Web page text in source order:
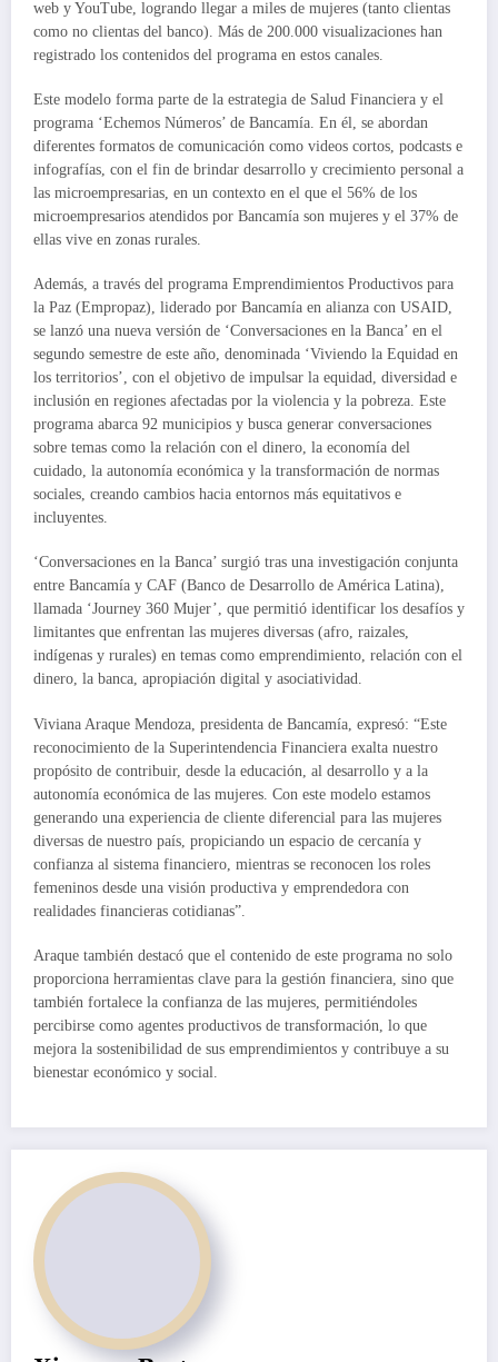
web y YouTube, logrando llegar a miles de mujeres (tanto clientas
como no clientas del banco). Más de 200.000 visualizaciones han
registrado los contenidos del programa en estos canales.
Este modelo forma parte de la estrategia de Salud Financiera y el
programa ‘Echemos Números’ de Bancamía. En él, se abordan
diferentes formatos de comunicación como videos cortos, podcasts e
infografías, con el fin de brindar desarrollo y crecimiento personal a
las microempresarias, en un contexto en el que el 56% de los
microempresarios atendidos por Bancamía son mujeres y el 37% de
ellas vive en zonas rurales.
Además, a través del programa Emprendimientos Productivos para
la Paz (Empropaz), liderado por Bancamía en alianza con USAID,
se lanzó una nueva versión de ‘Conversaciones en la Banca’ en el
segundo semestre de este año, denominada ‘Viviendo la Equidad en
los territorios’, con el objetivo de impulsar la equidad, diversidad e
inclusión en regiones afectadas por la violencia y la pobreza. Este
programa abarca 92 municipios y busca generar conversaciones
sobre temas como la relación con el dinero, la economía del
cuidado, la autonomía económica y la transformación de normas
sociales, creando cambios hacia entornos más equitativos e
incluyentes.
‘Conversaciones en la Banca’ surgió tras una investigación conjunta
entre Bancamía y CAF (Banco de Desarrollo de América Latina),
llamada ‘Journey 360 Mujer’, que permitió identificar los desafíos y
limitantes que enfrentan las mujeres diversas (afro, raizales,
indígenas y rurales) en temas como emprendimiento, relación con el
dinero, la banca, apropiación digital y asociatividad.
Viviana Araque Mendoza, presidenta de Bancamía, expresó: “Este
reconocimiento de la Superintendencia Financiera exalta nuestro
propósito de contribuir, desde la educación, al desarrollo y a la
autonomía económica de las mujeres. Con este modelo estamos
generando una experiencia de cliente diferencial para las mujeres
diversas de nuestro país, propiciando un espacio de cercanía y
confianza al sistema financiero, mientras se reconocen los roles
femeninos desde una visión productiva y emprendedora con
realidades financieras cotidianas”.
Araque también destacó que el contenido de este programa no solo
proporciona herramientas clave para la gestión financiera, sino que
también fortalece la confianza de las mujeres, permitiéndoles
percibirse como agentes productivos de transformación, lo que
mejora la sostenibilidad de sus emprendimientos y contribuye a su
bienestar económico y social.